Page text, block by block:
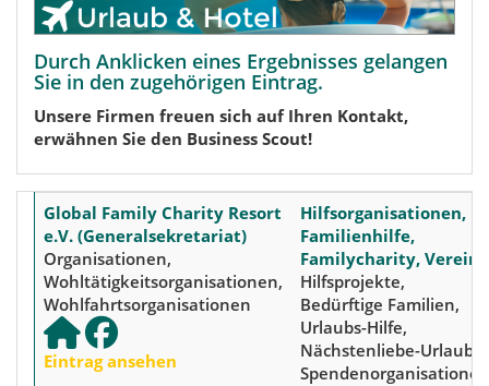
Durch Anklicken eines Ergebnisses gelangen
Sie in den zugehörigen Eintrag.
Unsere Firmen freuen sich auf Ihren Kontakt,
erwähnen Sie den Business Scout!
Global Family Charity Resort
e.V. (Generalsekretariat)
Organisationen,
Wohltätigkeitsorganisationen,
Wohlfahrtsorganisationen
Eintrag ansehen
Hilfsorganisationen,
Familienhilfe,
Familycharity, Vereine
Hilfsprojekte,
Bedürftige Familien,
Urlaubs-Hilfe,
Nächstenliebe-Urlaub,
Spendenorganisationen